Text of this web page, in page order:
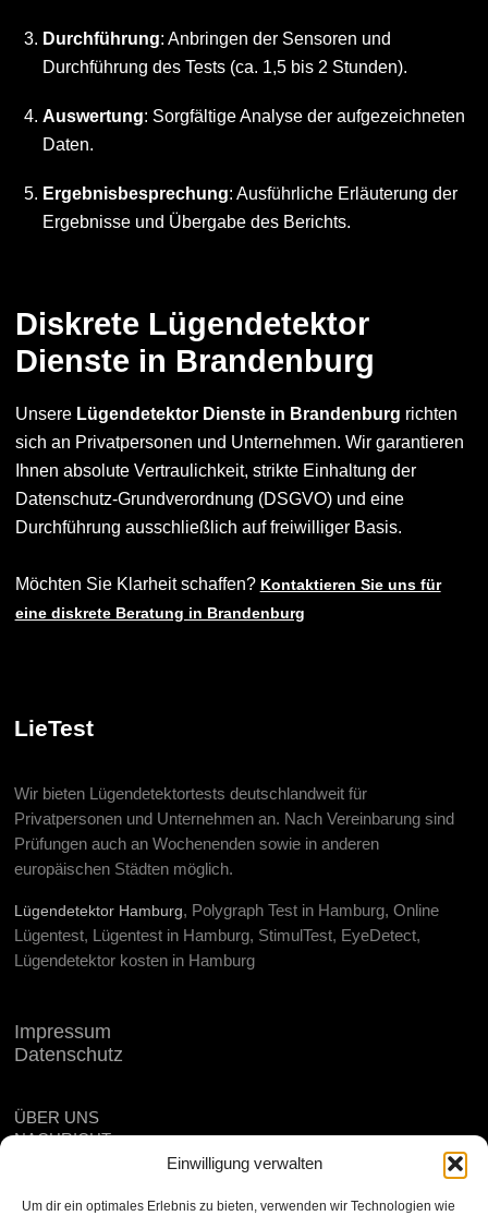
Einwilligung verwalten
Um dir ein optimales Erlebnis zu bieten, verwenden wir Technologien wie
Durchführung: Anbringen der Sensoren und
Durchführung des Tests (ca. 1,5 bis 2 Stunden).
Auswertung: Sorgfältige Analyse der aufgezeichneten
Daten.
Ergebnisbesprechung: Ausführliche Erläuterung der
Ergebnisse und Übergabe des Berichts.
Diskrete Lügendetektor
Dienste in Brandenburg
Unsere Lügendetektor Dienste in Brandenburg richten
sich an Privatpersonen und Unternehmen. Wir garantieren
Ihnen absolute Vertraulichkeit, strikte Einhaltung der
Datenschutz-Grundverordnung (DSGVO) und eine
Durchführung ausschließlich auf freiwilliger Basis.
Möchten Sie Klarheit schaffen? Kontaktieren Sie uns für
eine diskrete Beratung in Brandenburg
LieTest
Wir bieten Lügendetektortests deutschlandweit für
Privatpersonen und Unternehmen an. Nach Vereinbarung sind
Prüfungen auch an Wochenenden sowie in anderen
europäischen Städten möglich.
Lügendetektor Hamburg, Polygraph Test in Hamburg, Online
Lügentest, Lügentest in Hamburg, StimulTest, EyeDetect,
Lügendetektor kosten in Hamburg
Impressum
Datenschutz
ÜBER UNS
NACHRICHT
SEITENÜBERSICHT